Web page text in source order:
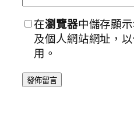
在瀏覽器中儲存顯
及個人網站網址，
用。